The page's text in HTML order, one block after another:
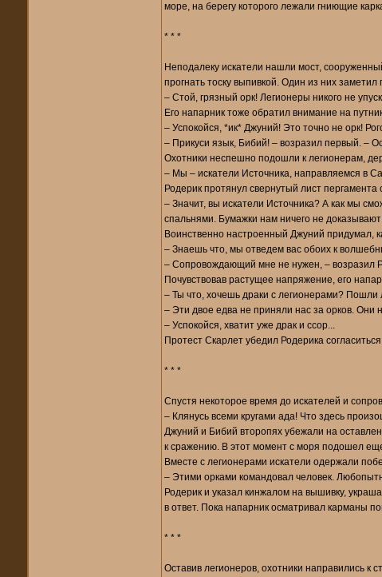
море, на берегу которого лежали гниющие
* * *
Неподалеку искатели нашли мост,
прогнать тоску выпивкой. Один из них
– Стой, грязный орк! Легионеры никого не
Его напарник тоже обратил внимание на
– Успокойся, *ик* Джуний! Это точно не орк!
– Прикуси язык, Бибий! – возразил первый. –
Охотники неспешно подошли к легионерам,
– Мы – искатели Источника, направляемся в
Родерик протянул свернутый лист
– Значит, вы искатели Источника? А как мы
спальнями. Бумажки нам ничего не
Воинственно настроенный Джуний придумал,
– Знаешь что, мы отведем вас обоих к
– Сопровождающий мне не нужен, – возразил
Почувствовав растущее напряжение, его
– Ты что, хочешь драки с легионерами? Пошли
– Эти двое едва не приняли нас за орков. Они
– Успокойся, хватит уже драк и ссор...
Протест Скарлет убедил Родерика
* * *
Спустя некоторое время до искателей и
– Клянусь всеми кругами ада! Что здесь
Джуний и Бибий второпях убежали на
к сражению. В этот момент с моря подошел
Вместе с легионерами искатели одержали
– Этими орками командовал человек.
Родерик и указал кинжалом на вышивку,
в ответ. Пока напарник осматривал карманы
* * *
Оставив легионеров, охотники направились к